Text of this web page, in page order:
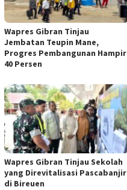
Wapres Gibran Tinjau
Jembatan Teupin Mane,
Progres Pembangunan Hampir
40 Persen
Wapres Gibran Tinjau Sekolah
yang Direvitalisasi Pascabanjir
di Bireuen